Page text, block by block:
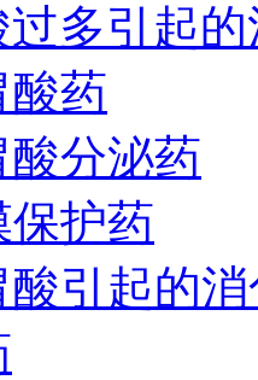
过多引起
酸药
酸分泌药
保护药
酸引起的